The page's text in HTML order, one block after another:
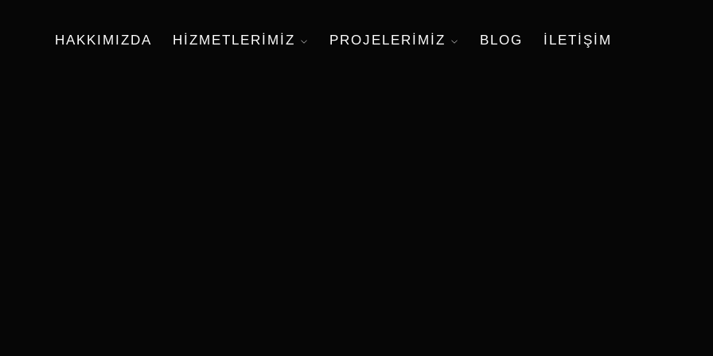
HAKKIMIZDA HIZMETLERIMIZ PROJELERIMIZ BLOG ILETIŞIM